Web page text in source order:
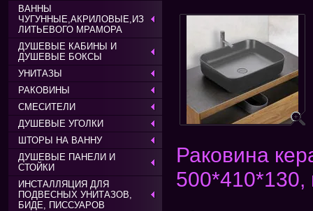
ВАННЫ
ЧУГУННЫЕ,АКРИЛОВЫЕ,ИЗ
ЛИТЬЕВОГО МРАМОРА
ДУШЕВЫЕ КАБИНЫ И
ДУШЕВЫЕ БОКСЫ
УНИТАЗЫ
РАКОВИНЫ
СМЕСИТЕЛИ
ДУШЕВЫЕ УГОЛКИ
ШТОРЫ НА ВАННУ
ДУШЕВЫЕ ПАНЕЛИ И
СТОЙКИ
ИНСТАЛЛЯЦИЯ ДЛЯ
ПОДВЕСНЫХ УНИТАЗОВ,
БИДЕ, ПИССУАРОВ
Раковина
500*410*130,